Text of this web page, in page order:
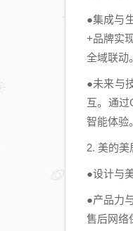
●集成与
+品牌实
全域联动。
●未来与
互。通过
智能体验。
2. 美的
●设计与
●产品力
售后网络